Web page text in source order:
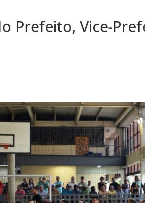
Prefeito, Vice-